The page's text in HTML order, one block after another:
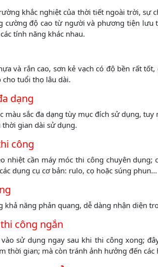
khắc nghiệt của thời tiết ngoài trời, sự
cường độ cao từ người và phương tiện lưu
tính năng khác nhau.
và rắn cao, sơn kẻ vạch có độ bền rất
cho tuổi thọ lâu dài.
dạng
màu sắc đa dạng tùy mục đích sử dụng,
gian dài sử dụng.
công
nhiệt cần máy móc thi công chuyên dụng;
dụng cụ cơ bản: rulo, cọ hoặc súng phun...
khả năng phản quang, dễ dàng nhận diện
công ngắn
sử dụng ngay sau khi thi công xong;
thời gian; mà còn tránh ảnh hưởng đến